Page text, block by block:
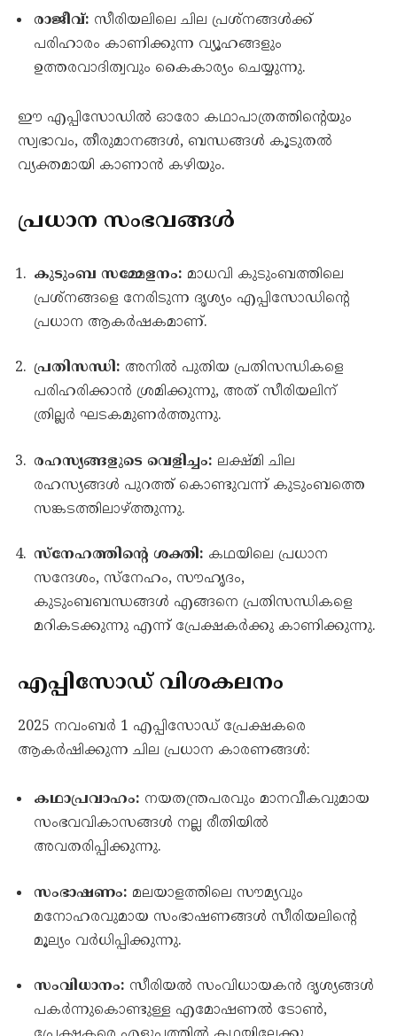
രാജീവ്: സീരിയലിലെ ചില പ്രശ്നങ്ങൾക്ക്
പരിഹാരം കാണിക്കുന്ന വ്യൂഹങ്ങളും
ഉത്തരവാദിത്വവും കൈകാര്യം ചെയ്യുന്നു.
ഈ എപ്പിസോഡിൽ ഓരോ കഥാപാത്രത്തിന്റെയും
സ്വഭാവം, തീരുമാനങ്ങൾ, ബന്ധങ്ങൾ കൂടുതൽ
വ്യക്തമായി കാണാൻ കഴിയും.
പ്രധാന സംഭവങ്ങൾ
കുടുംബ സമ്മേളനം: മാധവി കുടുംബത്തിലെ
പ്രശ്നങ്ങളെ നേരിടുന്ന ദൃശ്യം എപ്പിസോഡിന്റെ
പ്രധാന ആകർഷകമാണ്.
പ്രതിസന്ധി: അനിൽ പുതിയ പ്രതിസന്ധികളെ
പരിഹരിക്കാൻ ശ്രമിക്കുന്നു, അത് സീരിയലിന്
ത്രില്ലർ ഘടകമുണർത്തുന്നു.
രഹസ്യങ്ങളുടെ വെളിച്ചം: ലക്ഷ്മി ചില
രഹസ്യങ്ങൾ പുറത്ത് കൊണ്ടുവന്ന് കുടുംബത്തെ
സങ്കടത്തിലാഴ്ത്തുന്നു.
സ്നേഹത്തിന്റെ ശക്തി: കഥയിലെ പ്രധാന
സന്ദേശം, സ്നേഹം, സൗഹൃദം,
കുടുംബബന്ധങ്ങൾ എങ്ങനെ പ്രതിസന്ധികളെ
മറികടക്കുന്നു എന്ന് പ്രേക്ഷകർക്കു കാണിക്കുന്നു.
എപ്പിസോഡ് വിശകലനം
2025 നവംബർ 1 എപ്പിസോഡ് പ്രേക്ഷകരെ
ആകർഷിക്കുന്ന ചില പ്രധാന കാരണങ്ങൾ:
കഥാപ്രവാഹം: നയതന്ത്രപരവും മാനവീകവുമായ
സംഭവവികാസങ്ങൾ നല്ല രീതിയിൽ
അവതരിപ്പിക്കുന്നു.
സംഭാഷണം: മലയാളത്തിലെ സൗമ്യവും
മനോഹരവുമായ സംഭാഷണങ്ങൾ സീരിയലിന്റെ
മൂല്യം വർധിപ്പിക്കുന്നു.
സംവിധാനം: സീരിയൽ സംവിധായകൻ ദൃശ്യങ്ങൾ
പകർന്നുകൊണ്ടുള്ള എമോഷണൽ ടോൺ,